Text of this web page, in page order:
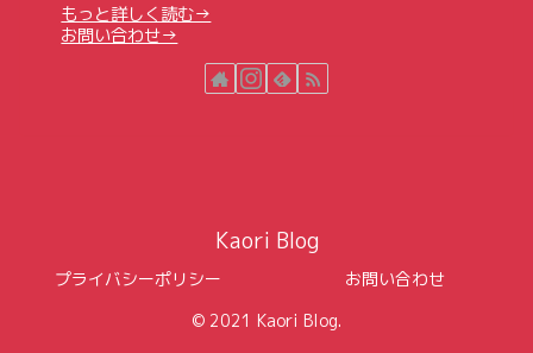
もっと詳しく読む→
お問い合わせ→
Kaori Blog
プライバシーポリシー
お問い合わせ
© 2021 Kaori Blog.